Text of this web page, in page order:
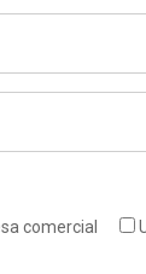
comercial